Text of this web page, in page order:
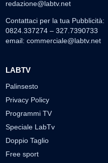
redazione@labtv.net
Contattaci per la tua Pubblicità:
0824.337274 – 327.7390733
email: commerciale@labtv.net
LABTV
Palinsesto
Privacy Policy
Programmi TV
Speciale LabTv
Doppio Taglio
Free sport